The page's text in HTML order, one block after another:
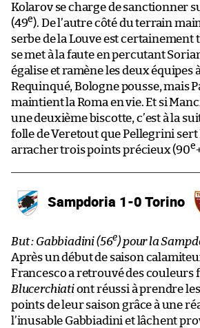
Kolarov se charge de sanctionner
(49e). De l’autre côté du terrain
serbe de la Louve est
se met à la faute en percutant
égalise et ramène les deux équipes
Requinqué, Bologne pousse, mais
maintient la Roma en vie. Et si
une deuxième biscotte, c’est à la
folle de Veretout que Pellegrini sert
arracher trois points précieux (90e
Sampdoria 1-0 Torino
But : Gabbiadini (56e) pour la
Après un début de saison
Francesco a retrouvé des couleurs
Blucerchiationt réussi à prendre
points de leur saison grâce à une
l’inusable Gabbiadini et lâchent